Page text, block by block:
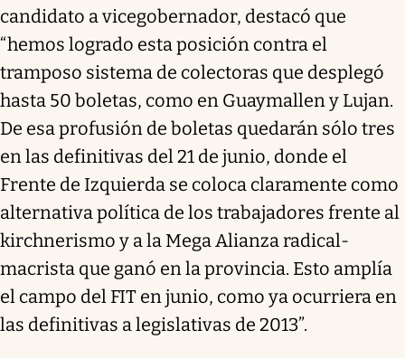
candidato a vicegobernador, destacó que
“hemos logrado esta posición contra el
tramposo sistema de colectoras que desplegó
hasta 50 boletas, como en Guaymallen y Lujan.
De esa profusión de boletas quedarán sólo tres
en las definitivas del 21 de junio, donde el
Frente de Izquierda se coloca claramente como
alternativa política de los trabajadores frente al
kirchnerismo y a la Mega Alianza radical-
macrista que ganó en la provincia. Esto amplía
el campo del FIT en junio, como ya ocurriera en
las definitivas a legislativas de 2013”.